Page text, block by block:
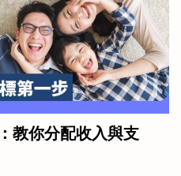
戶口
惠
教你分配收入與支